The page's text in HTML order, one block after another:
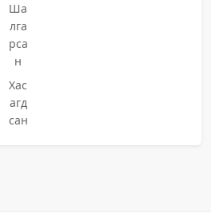
Ша
лга
рса
н
Хас
агд
сан